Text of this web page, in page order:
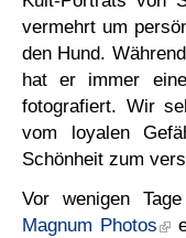
vermehrt um
den Hund.
hat er immer
fotografiert. Wir
vom loyalen
Schönheit zum
Vor wenigen
Magnum Photos